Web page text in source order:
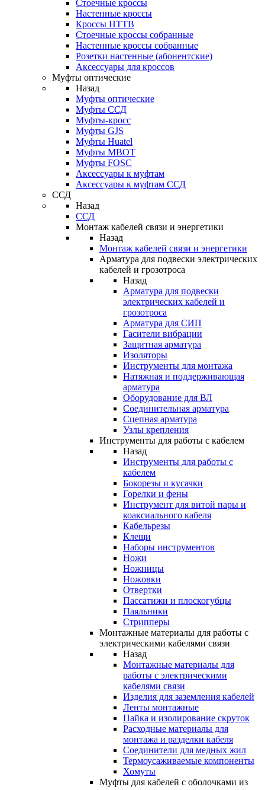
Стоечные кроссы
Настенные кроссы
Кроссы HTTB
Стоечные кроссы собранные
Настенные кроссы собранные
Розетки настенные (абонентские)
Аксессуары для кроссов
Муфты оптические
Назад
Муфты оптические
Муфты ССД
Муфты-кросс
Муфты GJS
Муфты Huatel
Муфты МВОТ
Муфты FOSC
Аксессуары к муфтам
Аксессуары к муфтам ССД
ССД
Назад
ССД
Монтаж кабелей связи и энергетики
Назад
Монтаж кабелей связи и энергетики
Арматура для подвески электрических
кабелей и грозотроса
Назад
Арматура для подвески
электрических кабелей и
грозотроса
Арматура для СИП
Гасители вибрации
Защитная арматура
Изоляторы
Инструменты для монтажа
Натяжная и поддерживающая
арматура
Оборудование для ВЛ
Соединительная арматура
Сцепная арматура
Узлы крепления
Инструменты для работы с кабелем
Назад
Инструменты для работы с
кабелем
Бокорезы и кусачки
Горелки и фены
Инструмент для витой пары и
коаксиального кабеля
Кабельрезы
Клещи
Наборы инструментов
Ножи
Ножницы
Ножовки
Отвертки
Пассатижи и плоскогубцы
Паяльники
Стрипперы
Монтажные материалы для работы с
электрическими кабелями связи
Назад
Монтажные материалы для
работы с электрическими
кабелями связи
Изделия для заземления кабелей
Ленты монтажные
Пайка и изолирование скруток
Расходные материалы для
монтажа и разделки кабеля
Соединители для медных жил
Термоусаживаемые компоненты
Хомуты
Муфты для кабелей с оболочками из